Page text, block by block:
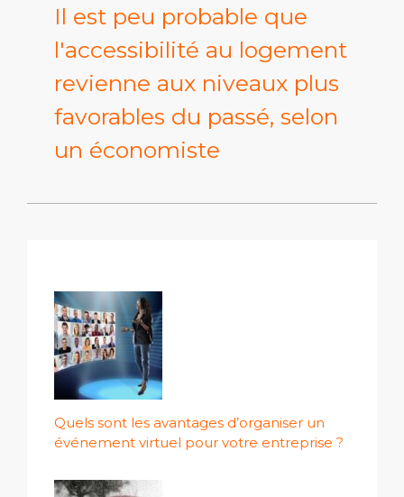
Il est peu probable que
l'accessibilité au logement
revienne aux niveaux plus
favorables du passé, selon
un économiste
Quels sont les avantages d’organiser un
événement virtuel pour votre entreprise ?